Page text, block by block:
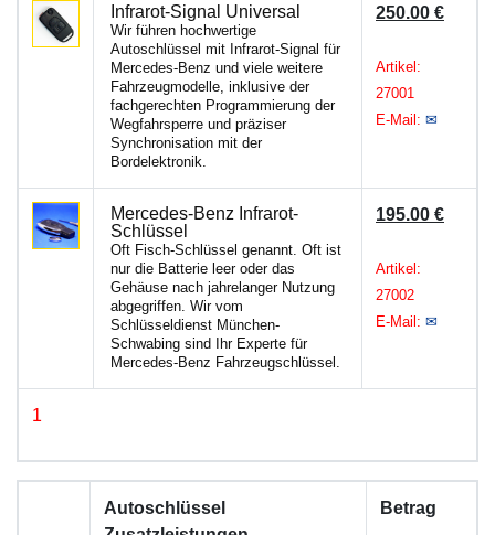
Infrarot-Signal Universal
Wir führen hochwertige
Autoschlüssel mit Infrarot-Signal für
Mercedes-Benz und viele weitere
Fahrzeugmodelle, inklusive der
fachgerechten Programmierung der
Wegfahrsperre und präziser
Synchronisation mit der
Bordelektronik.
250.00 €
Artikel:
27001
E-Mail: ✉
Mercedes-Benz Infrarot-
Schlüssel
Oft Fisch-Schlüssel genannt. Oft ist
nur die Batterie leer oder das
Gehäuse nach jahrelanger Nutzung
abgegriffen. Wir vom
Schlüsseldienst München-
Schwabing sind Ihr Experte für
Mercedes-Benz Fahrzeugschlüssel.
195.00 €
Artikel:
27002
E-Mail: ✉
1
Autoschlüssel
Betrag